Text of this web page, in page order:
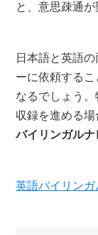
と、意思疎通が
日本語と英語
ーに依頼する
なるでしょう
収録を進める場
バイリンガル
英語バイリン